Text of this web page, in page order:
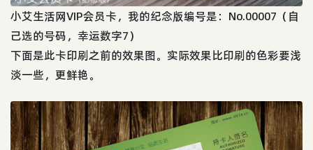
小艾生活网VIP会员卡，我的纪念版编号是：No.00007（自
己选的号码，幸运数字7）
下面是此卡印刷之前的效果图。实际效果比印刷的色彩要浅
淡一些，更鲜艳。